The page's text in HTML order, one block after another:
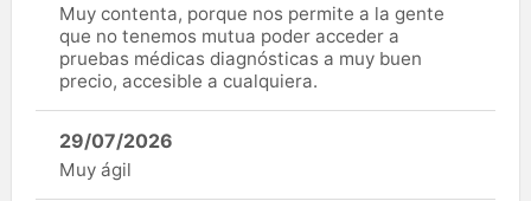
Muy contenta, porque nos permite a la gente
que no tenemos mutua poder acceder a
pruebas médicas diagnósticas a muy buen
precio, accesible a cualquiera.
29/07/2026
Muy ágil